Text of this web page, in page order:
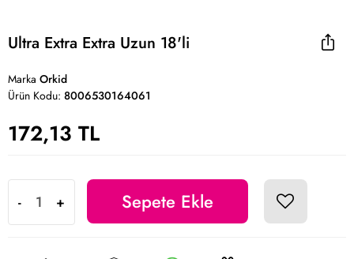
Ultra Extra Extra Uzun 18'li
Marka Orkid
Ürün Kodu: 8006530164061
172,13 TL
- + Sepete Ekle